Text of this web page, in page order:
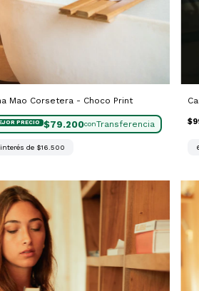
Mao Corsetera - Choco Print
$79.200con
de $16.500